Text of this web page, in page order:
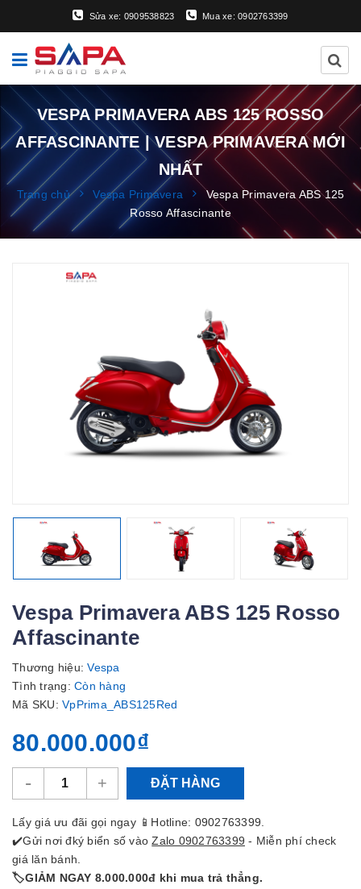
Sửa xe: 0909538823 Mua xe: 0902763399
VESPA PRIMAVERA ABS 125 ROSSO
AFFASCINANTE | VESPA PRIMAVERA MỚI
NHẤT
Trang chủ Vespa Primavera
Vespa Primavera ABS 125
Rosso Affascinante
Vespa Primavera ABS 125 Rosso
Affascinante
Thương hiệu: Vespa
Tình trạng: Còn hàng
Mã SKU: VpPrima_ABS125Red
80.000.000₫
- + ĐẶT HÀNG
Lấy giá ưu đãi gọi ngay 📱Hotline: 0902763399.
✔️Gửi nơi đký biển số vàoZalo 0902763399 - Miễn phí check
giá lăn bánh.
🏷GIẢM NGAY 8.000.000đ khi mua trả thẳng.